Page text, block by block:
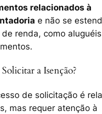
relacionados à
e não se
renda, como
a Isenção?
de solicitação é
mas requer atenção à